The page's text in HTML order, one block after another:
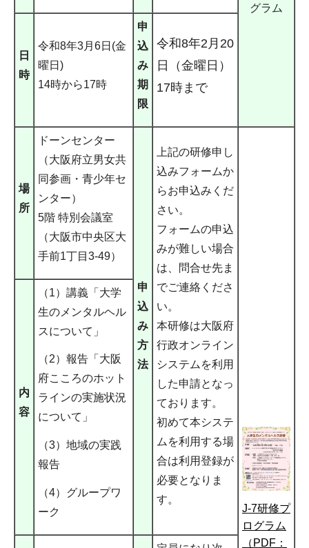
グラム
日
時
令和8年3月6日(金
曜日)
14時から17時
申
込
み
期
限
令和8年2月20
日（金曜日）
17時まで
場
所
ドーンセンター
（大阪府立男女共
同参画・青少年セ
ンター）
5階 特別会議室
（大阪市中央区大
手前1丁目3-49）
申
込
み
方
法
上記の研修申し
込みフォームか
らお申込みくだ
さい。
フォームの申込
みが難しい場合
は、問合せ先ま
でご連絡くださ
い。
本研修は大阪府
行政オンライン
システムを利用
した申請となっ
ております。
初めて本システ
ムを利用する場
合は利用登録が
必要となりま
す。
J-7研修プ
ログラム
（PDF：
内
容
（1）講義「大学
生のメンタルヘル
スについて」
（2）報告「大阪
府こころのホット
ラインの実施状況
について」
（3）地域の実践
報告
（4）グループワ
ーク